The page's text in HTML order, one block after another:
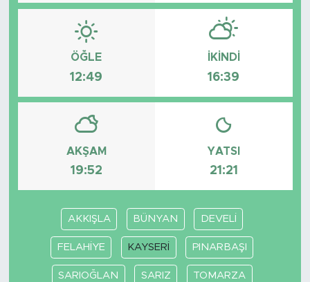
ÖĞLE
12:49
İKINDI
16:39
AKŞAM
19:52
YATSI
21:21
AKKIŞLA BÜNYAN DEVELİ
FELAHİYE KAYSERİ PINARBAŞI
SARIOĞLAN SARIZ TOMARZA
YAZARLAR
POLİTİKA
EKONOMİ
SPOR
YAŞAM
TARİHTEN GÜNÜMÜZE